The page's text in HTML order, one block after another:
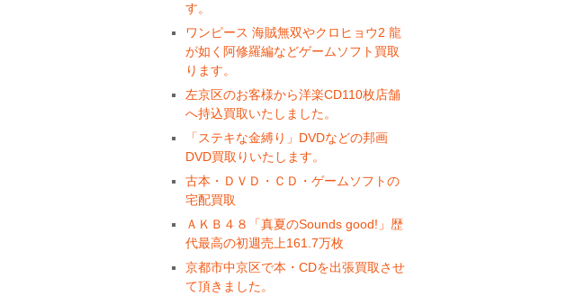
す。
ワンピース 海賊無双やクロヒョウ2 龍
が如く阿修羅編などゲームソフト買取
ります。
左京区のお客様から洋楽CD110枚店舗
へ持込買取いたしました。
「ステキな金縛り」DVDなどの邦画
DVD買取りいたします。
古本・ＤＶＤ・ＣＤ・ゲームソフトの
宅配買取
ＡＫＢ４８「真夏のSounds good!」歴
代最高の初週売上161.7万枚
京都市中京区で本・CDを出張買取させ
て頂きました。